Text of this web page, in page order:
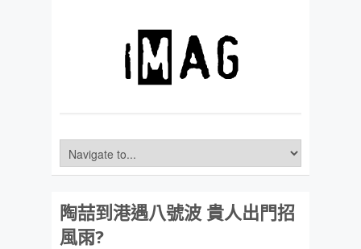
陶喆到港遇八號波 貴人出門招
風雨?